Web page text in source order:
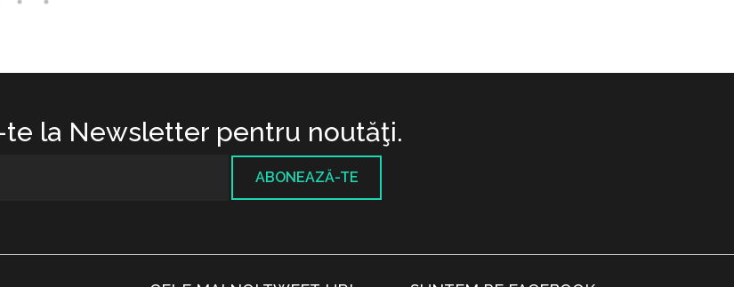
te la Newsletter pentru noutăţi.
ABONEAZĂ-TE